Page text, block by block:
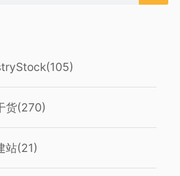
(105)
货(270)
站(21)